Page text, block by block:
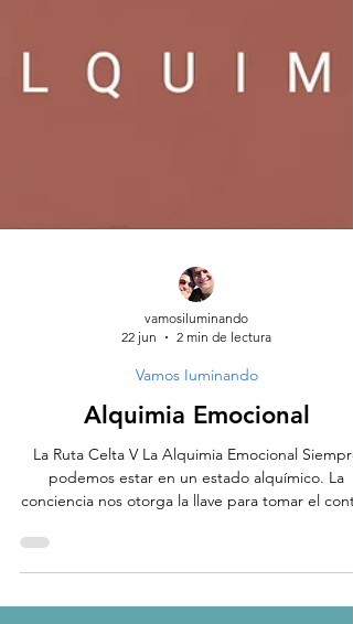
vamosiluminando
22 jun
2 min de lectura
Vamos Iuminando